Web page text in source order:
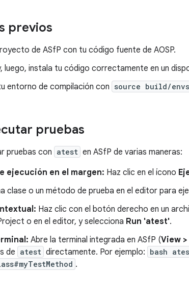
previos
de ASfP con tu código fuente de AOSP.
luego, instala tu código correctamente en un
entorno de compilación con source build/
pruebas
pruebas con atest en ASfP de varias maneras:
ejecución en el margen: Haz clic en el ícono
clase o un método de prueba en el editor para
Haz clic con el botón derecho en un
o en el editor, y selecciona Run 'atest'.
Abre la terminal integrada en ASfP (View
de atest directamente. Por ejemplo: bash
.